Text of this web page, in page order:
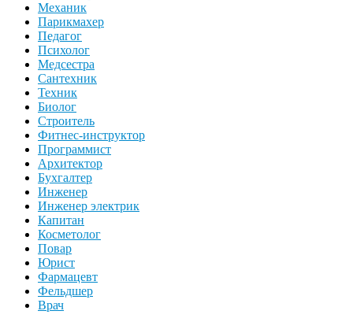
Механик
Парикмахер
Педагог
Психолог
Медсестра
Сантехник
Техник
Биолог
Строитель
Фитнес-инструктор
Программист
Архитектор
Бухгалтер
Инженер
Инженер электрик
Капитан
Косметолог
Повар
Юрист
Фармацевт
Фельдшер
Врач